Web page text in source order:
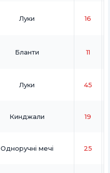
Луки 16
Бланти 11
Луки 45
Кинджали 19
Одноручні мечі 25